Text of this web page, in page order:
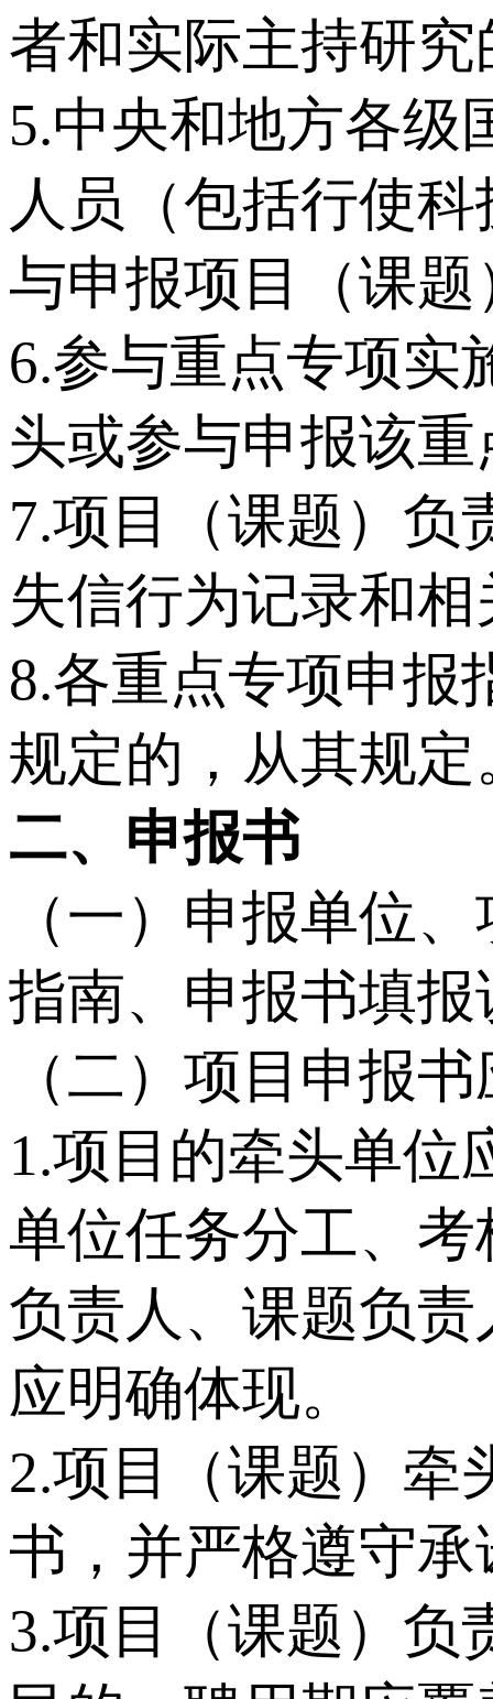
者和实际主持研
5.中央和地方各级
人员（包括行使
与申报项目（课题
6.参与重点专项实
头或参与申报该
7.项目（课题）负
失信行为记录和
8.各重点专项申报
规定的，从其规定
二、申报书
（一）申报单位
指南、申报书填
（二）项目申报
1.项目的牵头单位
单位任务分工、
负责人、课题负
应明确体现。
2.项目（课题）牵
书，并严格遵守承
3.项目（课题）负